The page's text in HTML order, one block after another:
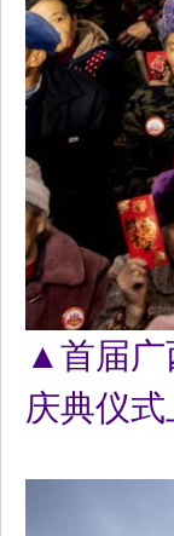
▲首届广
庆典仪